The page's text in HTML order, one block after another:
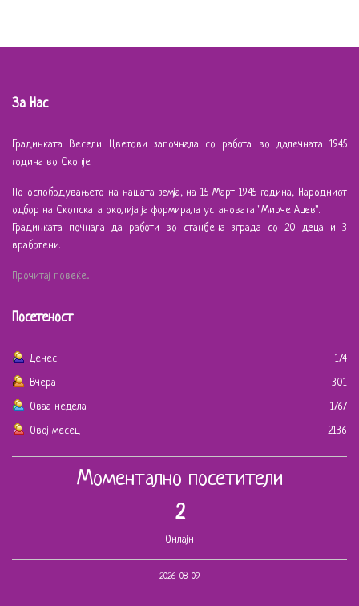
За Нас
Градинката Весели Цветови започнала со работа во далечната 1945
година во Скопје.
По ослободувањето на нашата земја, на 15 Март 1945 година, Народниот
одбор на Скопската околија ја формирала установата "Мирче Ацев".
Градинката почнала да работи во станбена зграда со 20 деца и 3
вработени.
Прочитај повеќе...
Посетеност
Денес
174
Вчера
301
Оваа недела
1767
Овој месец
2136
Моментално посетители
2
Онлајн
2026-08-09